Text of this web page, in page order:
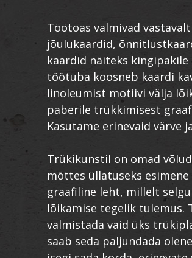
Töötoas valmivad
jõulukaardid,
kaardid näiteks kingipakile
töötuba koosneb kaardi
linoleumist motiivi välja
paberile trükkimisest
Kasutame erinevaid värve
Trükikunstil on omad
mõttes üllatuseks
graafiline leht, millelt
lõikamise tegelik tulemus.
valmistada vaid üks
saab seda paljundada